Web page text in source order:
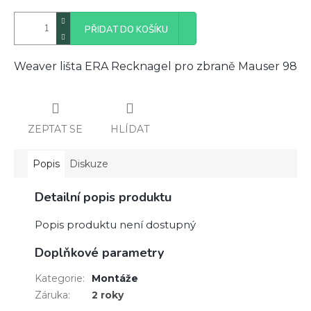
PŘIDAT DO KOŠÍKU
Weaver lišta ERA Recknagel pro zbraně Mauser 98
ZEPTAT SE HLÍDAT
Popis Diskuze
Detailní popis produktu
Popis produktu není dostupný
Doplňkové parametry
Kategorie:
Montáže
Záruka: 2 roky